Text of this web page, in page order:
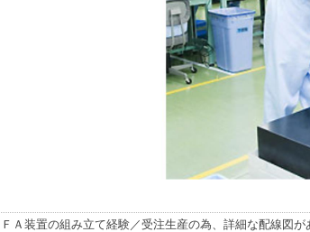
ＦＡ装置の組み立て経験／受注生産の為、詳細な配線図